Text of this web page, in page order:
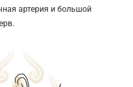
артерия и большой